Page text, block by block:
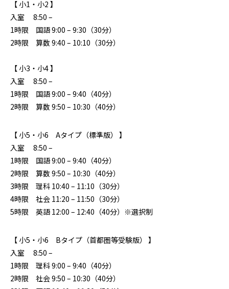
【 小1・小2 】
入室 8:50 –
1時限 国語 9:00 – 9:30（30分）
2時限 算数 9:40 – 10:10（30分）
【 小3・小4 】
入室 8:50 –
1時限 国語 9:00 – 9:40（40分）
2時限 算数 9:50 – 10:30（40分）
【 小5・小6 Aタイプ（標準版） 】
入室 8:50 –
1時限 国語 9:00 – 9:40（40分）
2時限 算数 9:50 – 10:30（40分）
3時限 理科 10:40 – 11:10（30分）
4時限 社会 11:20 – 11:50（30分）
5時限 英語 12:00 – 12:40（40分）※選択制
【 小5・小6 Bタイプ（首都圏等受験版） 】
入室 8:50 –
1時限 理科 9:00 – 9:40（40分）
2時限 社会 9:50 – 10:30（40分）